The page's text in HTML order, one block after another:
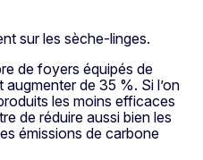
sur les sèche-linges.
de foyers équipés de
de 35 %. Si l’on
les moins efficaces
de réduire aussi bien les
émissions de carbone